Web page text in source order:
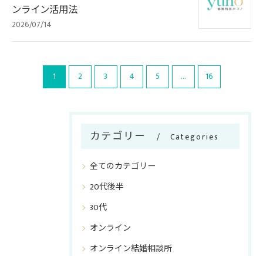
ンライン活用法
2026/07/14
1 2 3 4 5 ... 16
カテゴリー Categories
全てのカテゴリー
20代後半
30代
オンライン
オンライン結婚相談所